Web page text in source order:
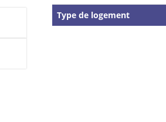
Type de logement